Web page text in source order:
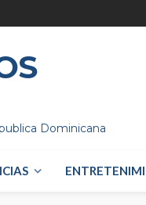
Dominicana